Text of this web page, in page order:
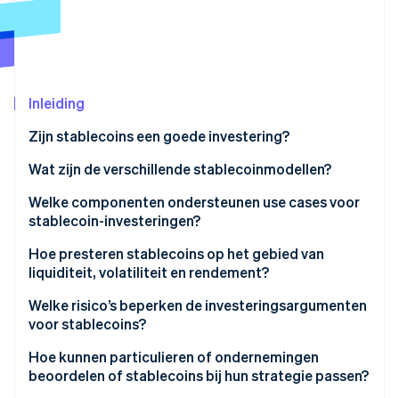
Online identiteitsverificatie
Stripe Sessions 2026
Ontdek hoe Stripe de economische
Inleiding
Zijn stablecoins een goede investering?
Wat zijn de verschillende stablecoinmodellen?
Door de dollar gedekte reserves
Door crypto gedekte reserves
Algoritmische modellen
Welke componenten ondersteunen use cases voor
stablecoin-investeringen?
Hoe presteren stablecoins op het gebied van
liquiditeit, volatiliteit en rendement?
Rendement
Liquiditeit
Welke risico’s beperken de investeringsargumenten
voor stablecoins?
Hoe kunnen particulieren of ondernemingen
beoordelen of stablecoins bij hun strategie passen?